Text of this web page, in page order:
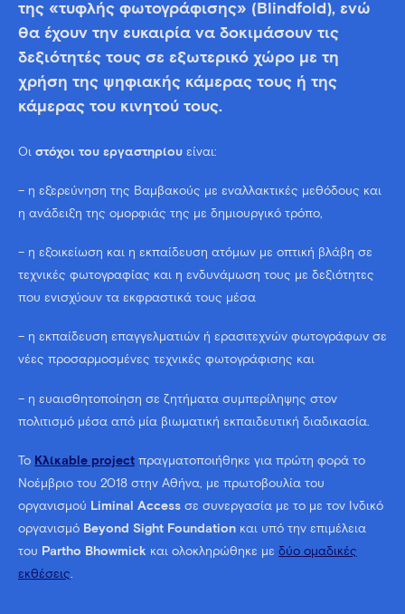
της «τυφλής φωτογράφισης» (Blindfold), ενώ
θα έχουν την ευκαιρία να δοκιμάσουν τις
δεξιότητές τους σε εξωτερικό χώρο με τη
χρήση της ψηφιακής κάμερας τους ή της
κάμερας του κινητού τους.
Οι στόχοι του εργαστηρίου είναι:
– η εξερεύνηση της Βαμβακούς με εναλλακτικές μεθόδους και
η ανάδειξη της ομορφιάς της με δημιουργικό τρόπο,
– η εξοικείωση και η εκπαίδευση ατόμων με οπτική βλάβη σε
τεχνικές φωτογραφίας και η ενδυνάμωση τους με δεξιότητες
που ενισχύουν τα εκφραστικά τους μέσα
– η εκπαίδευση επαγγελματιών ή ερασιτεχνών φωτογράφων σε
νέες προσαρμοσμένες τεχνικές φωτογράφισης και
– η ευαισθητοποίηση σε ζητήματα συμπερίληψης στον
πολιτισμό μέσα από μία βιωματική εκπαιδευτική διαδικασία.
Το Κλίκable project πραγματοποιήθηκε για πρώτη φορά το
Νοέμβριο του 2018 στην Αθήνα, με πρωτοβουλία του
οργανισμού Liminal Access σε συνεργασία με το με τον Ινδικό
οργανισμό Beyond Sight Foundation και υπό την επιμέλεια
του Partho Bhowmick και ολοκληρώθηκε με δύο ομαδικές
εκθέσεις